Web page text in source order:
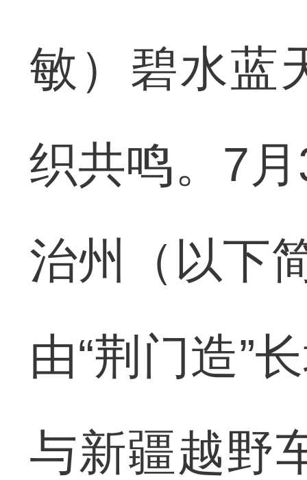
敏）碧水蓝
织共鸣。7
治州（以下
由“荆门造”
与新疆越野